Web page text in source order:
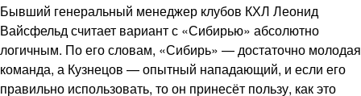
Бывший генеральный менеджер клубов КХЛ Леонид
Вайсфельд считает вариант с «Сибирью» абсолютно
логичным. По его словам, «Сибирь» — достаточно молодая
команда, а Кузнецов — опытный нападающий, и если его
правильно использовать, то он принесёт пользу, как это